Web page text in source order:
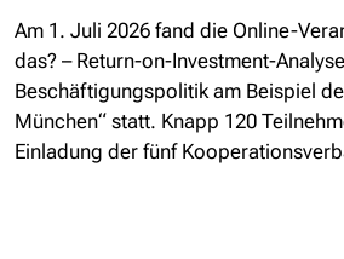
Am 1. Juli 2026 fand die Online-
das? – Return-on-Investment-
Beschäftigungspolitik am Beispiel
München“ statt. Knapp 120
Einladung der fünf